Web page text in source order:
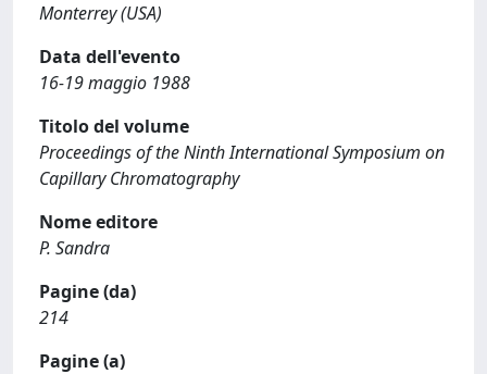
Monterrey (USA)
Data dell'evento
16-19 maggio 1988
Titolo del volume
Proceedings of the Ninth International Symposium on
Capillary Chromatography
Nome editore
P. Sandra
Pagine (da)
214
Pagine (a)